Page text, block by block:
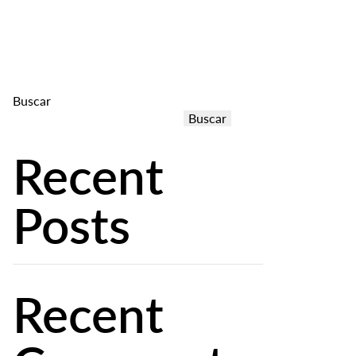
Buscar
Buscar
Recent
Posts
Recent